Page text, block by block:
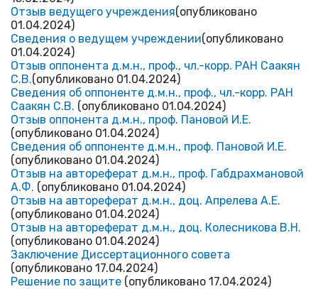
Отзыв ведущего учреждения(опубликовано
01.04.2024)
Сведения о ведущем учреждении(опубликовано
01.04.2024)
Отзыв оппонента д.м.н., проф., чл.-корр. РАН Саакян
С.В.(опубликовано 01.04.2024)
Сведения об оппоненте д.м.н., проф., чл.-корр. РАН
Саакян С.В. (опубликовано 01.04.2024)
Отзыв оппонента д.м.н., проф. Пановой И.Е.
(опубликовано 01.04.2024)
Сведения об оппоненте д.м.н., проф. Пановой И.Е.
(опубликовано 01.04.2024)
Отзыв на автореферат д.м.н., проф. Габдрахмановой
А.Ф. (опубликовано 01.04.2024)
Отзыв на автореферат д.м.н., доц. Апрелева А.Е.
(опубликовано 01.04.2024)
Отзыв на автореферат д.м.н., доц. Колесникова В.Н.
(опубликовано 01.04.2024)
Заключение Диссертационного совета
(опубликовано 17.04.2024)
Решение по защите (опубликовано 17.04.2024)